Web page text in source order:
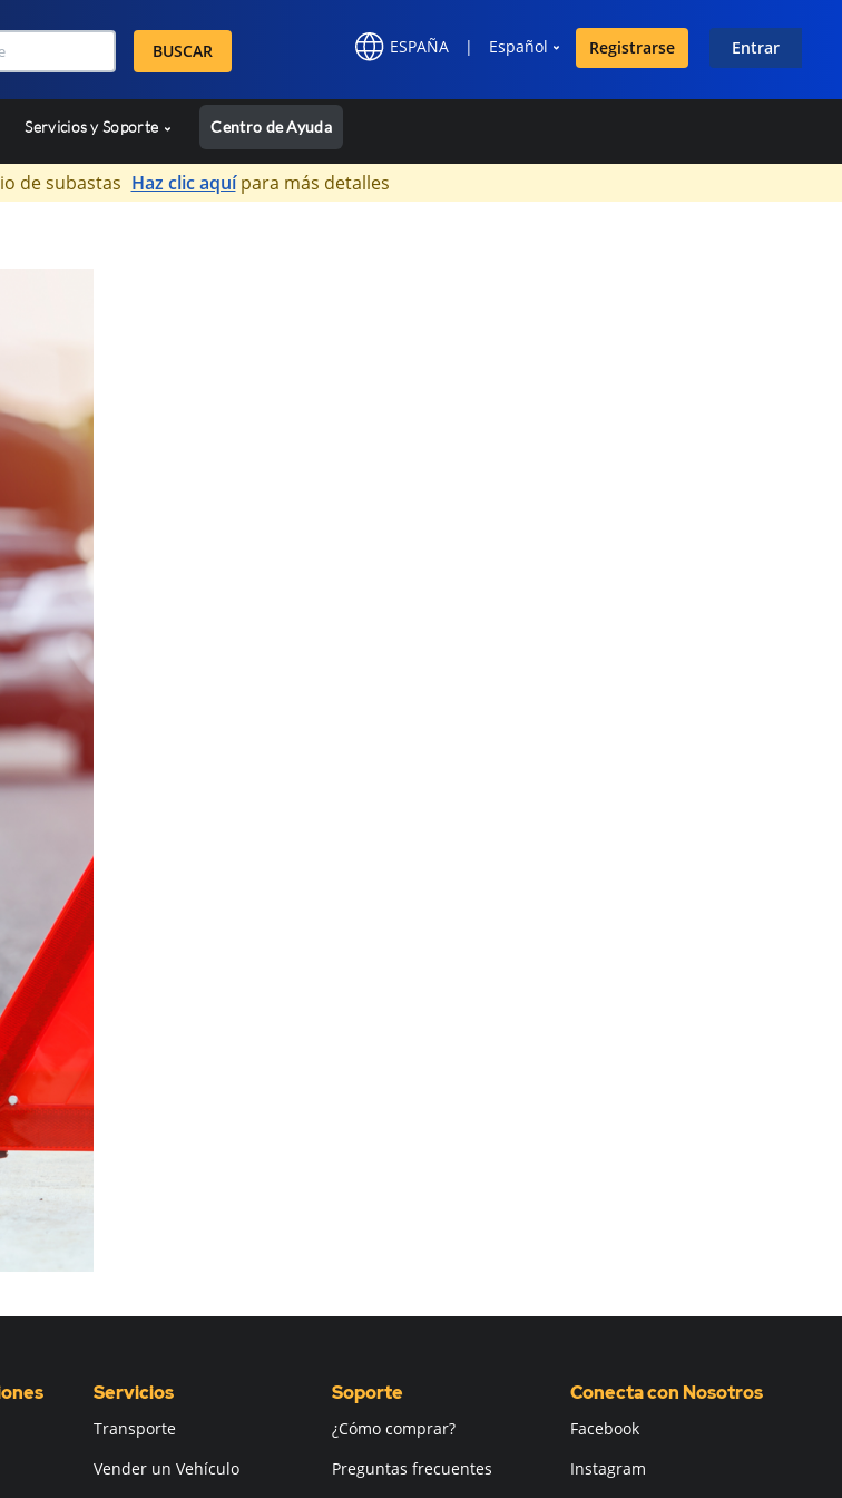
BUSCAR ESPAÑA | Español Registrarse Entrar
Servicios y Soporte Centro de Ayuda
de subastas Haz clic aquípara más detalles
Servicios
Transporte
Vender un Vehículo
Soporte
¿Cómo comprar?
Preguntas frecuentes
Conecta con Nosotros
Facebook
Instagram